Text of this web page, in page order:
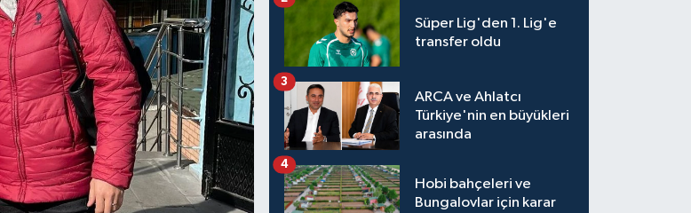
Süper Lig'den 1. Lig'e
transfer oldu
ARCA ve Ahlatcı
Türkiye'nin en büyükleri
arasında
3
Hobi bahçeleri ve
Bungalovlar için karar
4